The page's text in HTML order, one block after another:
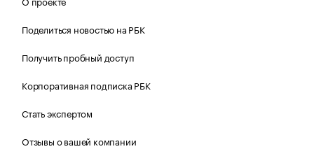
Поделиться новостью на РБК
Получить пробный доступ
Корпоративная подписка РБК
Стать экспертом
Отзывы о вашей компании